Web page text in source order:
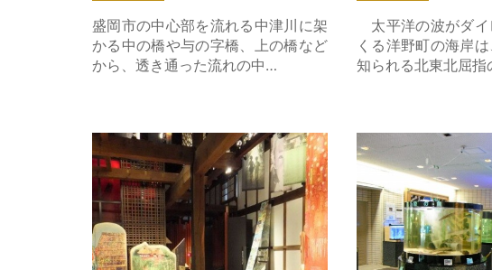
盛岡市の中心部を流れる中津川に架
かる中の橋や与の字橋、上の橋など
から、透き通った流れの中…
太平洋の波がダイ
くる洋野町の海岸
知られる北東北屈
とおの物語の館 の詳細はこちら 岩手県立水産科学館